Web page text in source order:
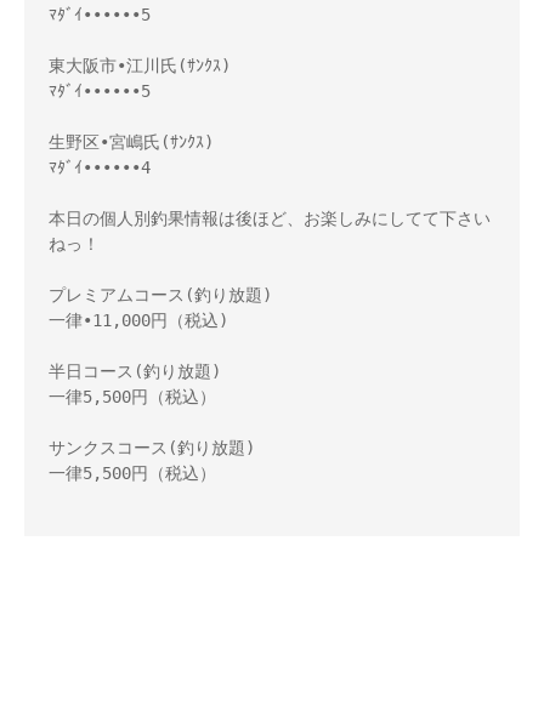
ﾏﾀﾞｲ••••••5
東大阪市•江川氏(ｻﾝｸｽ)
ﾏﾀﾞｲ••••••5
生野区•宮嶋氏(ｻﾝｸｽ)
ﾏﾀﾞｲ••••••4
本日の個人別釣果情報は後ほど、お楽しみにしてて下さい
ねっ！
プレミアムコース(釣り放題)
一律•11,000円（税込)
半日コース(釣り放題)
一律5,500円（税込）
サンクスコース(釣り放題)
一律5,500円（税込）